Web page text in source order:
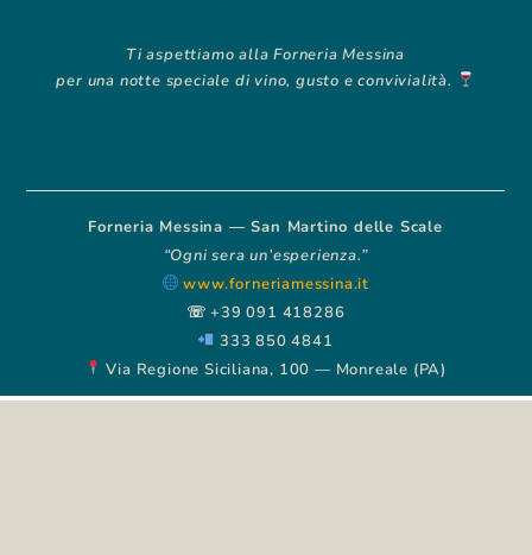
Ti aspettiamo alla Forneria Messina
per una notte speciale di vino, gusto e convivialità.
Forneria Messina — San Martino delle Scale
“Ogni sera un’esperienza.”
www.forneriamessina.it
☏ +39 091 418286
333 850 4841
Via Regione Siciliana, 100 — Monreale (PA)